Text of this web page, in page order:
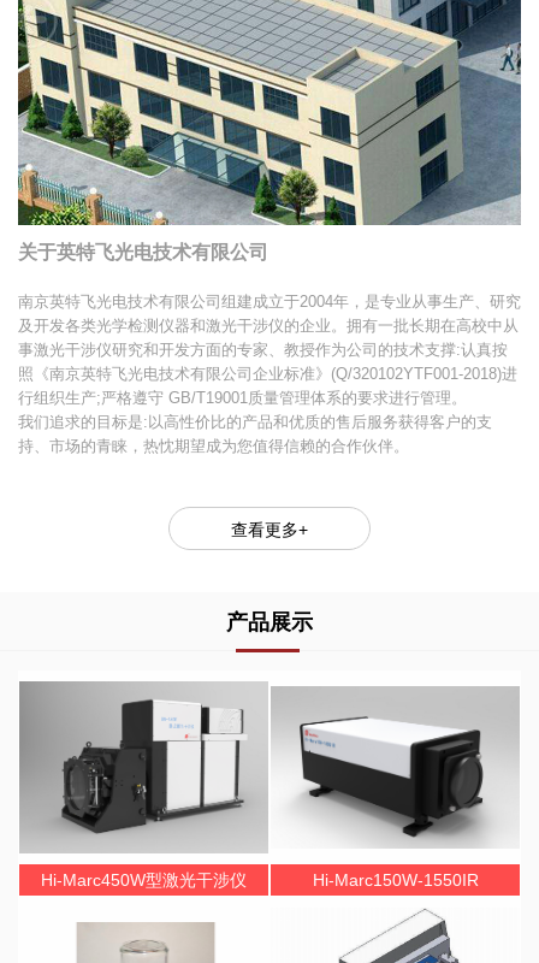
关于英特飞光电技术有限公司
南京英特飞光电技术有限公司组建成立于2004年，是专业从事生产、研究
及开发各类光学检测仪器和激光干涉仪的企业。拥有一批长期在高校中从
事激光干涉仪研究和开发方面的专家、教授作为公司的技术支撑:认真按
照《南京英特飞光电技术有限公司企业标准》(Q/320102YTF001-2018)进
行组织生产;严格遵守 GB/T19001质量管理体系的要求进行管理。
我们追求的目标是:以高性价比的产品和优质的售后服务获得客户的支
持、市场的青睐，热忱期望成为您值得信赖的合作伙伴。
查看更多+
产品展示
Hi-Marc450W型激光干涉仪 Hi-Marc150W-1550IR